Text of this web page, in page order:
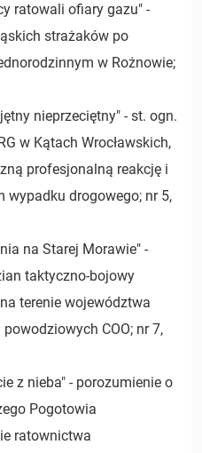
ratowali ofiary gazu" -
strażaków po
w Rożnowie;
nieprzeciętny" - st. ogn.
w Kątach Wrocławskich,
profesjonalną reakcję i
wypadku drogowego; nr 5,
na Starej Morawie" -
taktyczno-bojowy
terenie województwa
COO; nr 7,
z nieba" - porozumienie o
Pogotowia
ratownictwa